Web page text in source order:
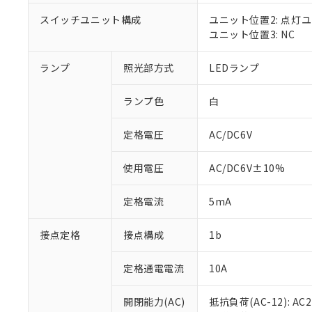
スイッチユニット構成
ユニット位置2: 点灯
ユニット位置3: NC
ランプ 照光部方式 LEDランプ
ランプ色 白
定格電圧 AC/DC6V
使用電圧 AC/DC6V±10%
定格電流 5mA
接点定格 接点構成 1b
定格通電電流 10A
開閉能力(AC)
抵抗負荷(AC-12):
ご利用条件
本サービス
くものです。
当社制御機
在庫状況お
当社販売員
在庫状況お
ている必要
対応済み：EU
対応予定：EU
対応予定なし：
非該当品：ライセ
仕入先様の事情に
*EU RoHS指令（10物質
鉛(Pb) 1000ppm以下、
六価クロム(Cr(Ⅵ))
フタル酸ビス(2-エチル
ル（DBP） 1000ppm
但し、RoHS指令で産業
フタル酸エステル類の
※2 対応予定月
部品在庫の切り替
※1 中国
「×」：最大均質
「－」：未確認で
Pb(鉛) :1000ppm、 Hg(
DEHP(フタル酸ビス(2-
「ｅ」：有害物質
「10」：通常の使
味します。
当社は、こ
う）を輸出
などの必要
当社は規制
たしません。
記
号
○ 一定数
△ 一定数
－
在庫な
空
受注生